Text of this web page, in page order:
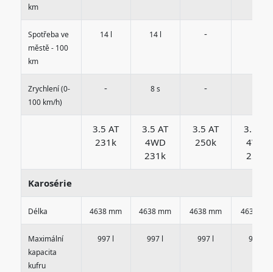
km
Spotřeba ve
městě - 100
km
14 l 14 l -
Zrychlení (0-
100 km/h)
- 8 s -
3.5 AT
231k
3.5 AT
4WD
231k
3.5 AT
250k
3.5 AT
4WD
250k
Karosérie
Délka 4638 mm 4638 mm 4638 mm 4638 mm
Maximální
kapacita
kufru
997 l 997 l 997 l 997 l